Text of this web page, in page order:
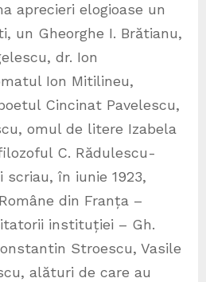
aprecieri elogioase un
un Gheorghe I. Brătianu,
dr. Ion
Ion Mitilineu,
Cincinat Pavelescu,
omul de litere Izabela
C. Rădulescu-
în iunie 1923,
din Franța –
instituției – Gh.
Stroescu, Vasile
alături de care au